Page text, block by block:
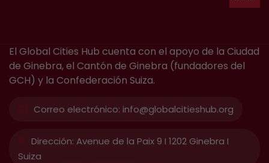
El Global Cities Hub cuenta con el apoyo de la Ciudad
de Ginebra, el Cantón de Ginebra (fundadores del
GCH) y la Confederación Suiza.
Correo electrónico: info@globalcitieshub.org
Dirección: Avenue de la Paix 9 I 1202 Ginebra I
Suiza